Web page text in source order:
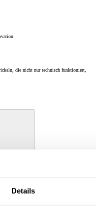
Details
die nicht nur technisch funktioniert,